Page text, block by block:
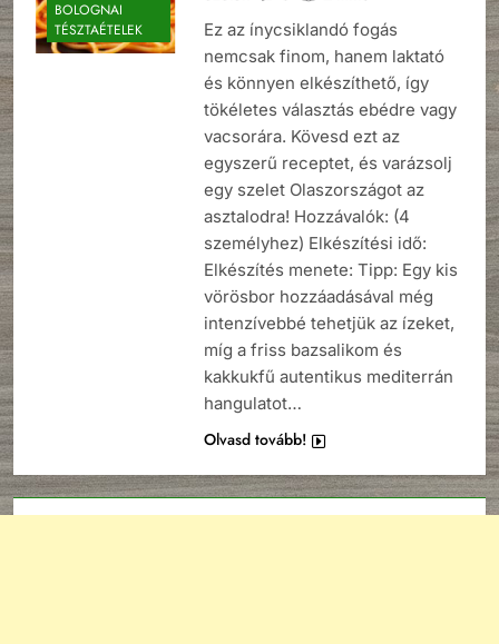
BOLOGNAI
TÉSZTAÉTELEK
Ez az ínycsiklandó fogás
nemcsak finom, hanem laktató
és könnyen elkészíthető, így
tökéletes választás ebédre vagy
vacsorára. Kövesd ezt az
egyszerű receptet, és varázsolj
egy szelet Olaszországot az
asztalodra! Hozzávalók: (4
személyhez) Elkészítési idő:
Elkészítés menete: Tipp: Egy kis
vörösbor hozzáadásával még
intenzívebbé tehetjük az ízeket,
míg a friss bazsalikom és
kakkukfű autentikus mediterrán
hangulatot…
Olvasd tovább!